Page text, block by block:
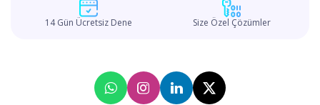
14 Gün Ücretsiz Dene Size Özel Çözümler